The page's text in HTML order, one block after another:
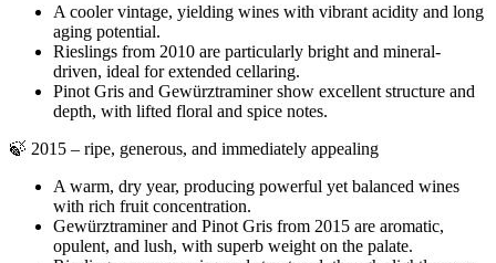
A cooler vintage, yielding wines with vibrant acidity and long
aging potential.
Rieslings from 2010 are particularly bright and mineral-
driven, ideal for extended cellaring.
Pinot Gris and Gewürztraminer show excellent structure and
depth, with lifted floral and spice notes.
🍃 2015 – ripe, generous, and immediately appealing
A warm, dry year, producing powerful yet balanced wines
with rich fruit concentration.
Gewürztraminer and Pinot Gris from 2015 are aromatic,
opulent, and lush, with superb weight on the palate.